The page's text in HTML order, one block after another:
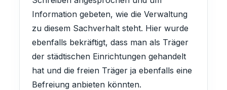
Information gebeten, wie die Verwaltung
zu diesem Sachverhalt steht. Hier wurde
ebenfalls bekräftigt, dass man als Träger
der städtischen Einrichtungen gehandelt
hat und die freien Träger ja ebenfalls eine
Befreiung anbieten könnten.